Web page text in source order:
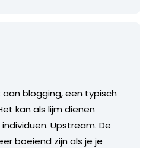
aan blogging, een typisch
kan als lijm dienen
Upstream. De
boeiend zijn als je je